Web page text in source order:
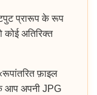
प्रारूप के रूप
अतिरिक्त
फ़ाइल
आप अपनी JPG